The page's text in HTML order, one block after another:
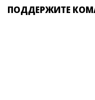
ПОДДЕРЖИТЕ